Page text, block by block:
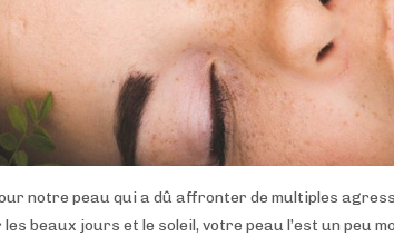
notre peau qui a dû affronter de multiples
beaux jours et le soleil, votre peau l’est un peu